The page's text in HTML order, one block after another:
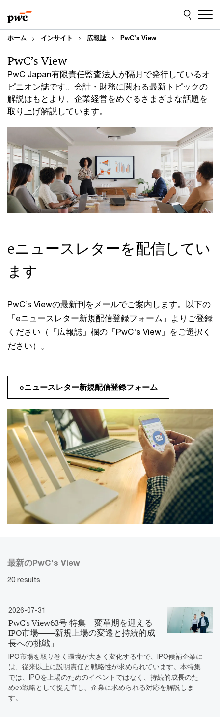
to
content
to
footer
ホーム インサイト 広報誌 PwC’s View
PwC Japan有限責任監査法人が隔月で発行しているオ
ピニオン誌です。会計・財務に関わる最新トピックの
解説はもとより、企業経営をめぐるさまざまな話題を
取り上げ解説しています。
PwC’s View
eニュースレターを配信してい
ます
PwC‘s Viewの最新刊をメールでご案内します。以下の
「eニュースレター新規配信登録フォーム」よりご登録
ください（「広報誌」欄の「PwC's View」をご選択く
ださい）。
eニュースレター新規配信登録フォーム
最新のPwC’s View
20 results
2026-07-31
PwC's View63号 特集「変革期を迎える
IPO市場――新規上場の変遷と持続的成
長への挑戦」
IPO市場を取り巻く環境が大きく変化する中で、IPO候補企業に
は、従来以上に説明責任と戦略性が求められています。本特集
では、IPOを上場のためのイベントではなく、持続的成長のた
めの戦略として捉え直し、企業に求められる対応を解説しま
す。